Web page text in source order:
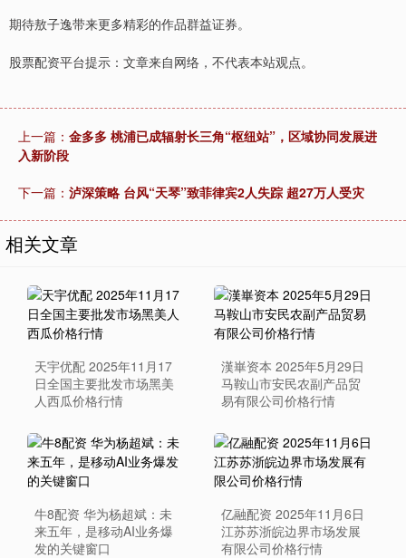
期待敖子逸带来更多精彩的作品群益证券。
股票配资平台提示：文章来自网络，不代表本站观点。
上一篇： 金多多 桃浦已成辐射长三角“枢纽站”，区域协同发展进
入新阶段
下一篇： 泸深策略 台风“天琴”致菲律宾2人失踪 超27万人受灾
相关文章
天宇优配 2025年11月17
日全国主要批发市场黑美
人西瓜价格行情
漢崋资本 2025年5月29日
马鞍山市安民农副产品贸
易有限公司价格行情
牛8配资 华为杨超斌：未
来五年，是移动AI业务爆
发的关键窗口
亿融配资 2025年11月6日
江苏苏浙皖边界市场发展
有限公司价格行情